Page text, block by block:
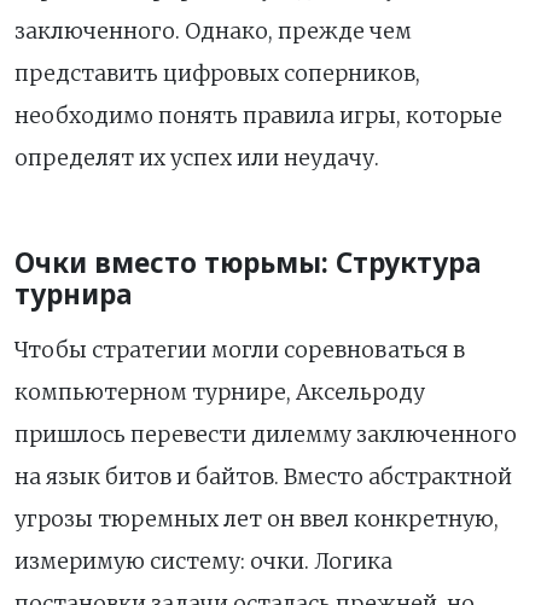
заключенного. Однако, прежде чем
представить цифровых соперников,
необходимо понять правила игры, которые
определят их успех или неудачу.
Очки вместо тюрьмы: Структура
турнира
Чтобы стратегии могли соревноваться в
компьютерном турнире, Аксельроду
пришлось перевести дилемму заключенного
на язык битов и байтов. Вместо абстрактной
угрозы тюремных лет он ввел конкретную,
измеримую систему: очки. Логика